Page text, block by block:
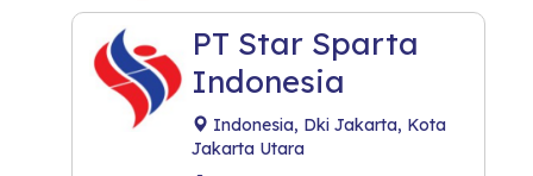
PT Star Sparta
Indonesia
Indonesia, Dki Jakarta, Kota
Jakarta Utara